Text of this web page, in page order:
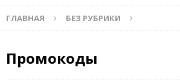
ГЛАВНАЯ БЕЗ РУБРИКИ
Промокоды